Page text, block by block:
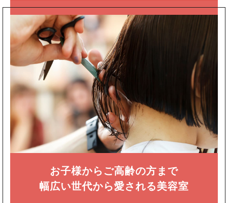
お子様からご高齢の方まで
幅広い世代から愛される美容室